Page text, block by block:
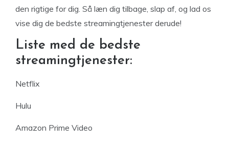
den rigtige for dig. Så læn dig tilbage, slap af, og lad os
vise dig de bedste streamingtjenester derude!
Liste med de bedste
streamingtjenester:
Netflix
Hulu
Amazon Prime Video